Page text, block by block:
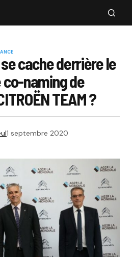
cache derrière le
naming de
TEAM ?
1 septembre 2020